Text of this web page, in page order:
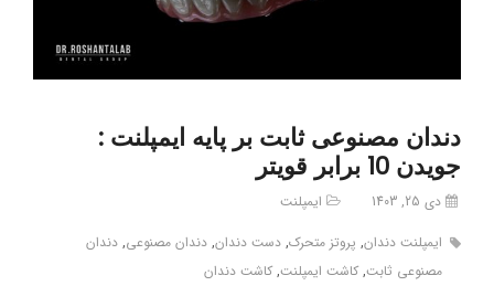
دندان مصنوعی ثابت بر پایه ایمپلنت :
جویدن 10 برابر قویتر
دی 25, 1403
ایمپلنت
ایمپلنت دندان, پروتز متحرک, دست دندان, دندان مصنوعی, دندان
مصنوعی ثابت, کاشت ایمپلنت, کاشت دندان